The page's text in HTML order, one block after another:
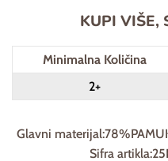
KUPI VIŠE,
Minimalna Količina
2+
Glavni
Sifra